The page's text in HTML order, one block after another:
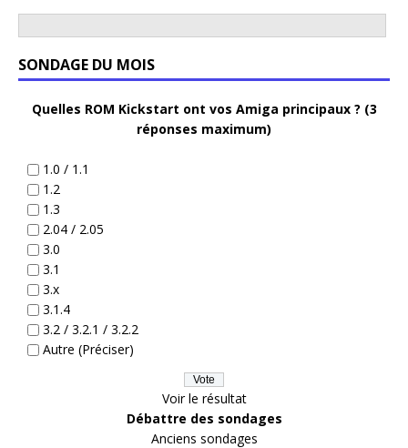
SONDAGE DU MOIS
Quelles ROM Kickstart ont vos Amiga principaux ? (3
réponses maximum)
1.0 / 1.1
1.2
1.3
2.04 / 2.05
3.0
3.1
3.x
3.1.4
3.2 / 3.2.1 / 3.2.2
Autre (Préciser)
Voir le résultat
Débattre des sondages
Anciens sondages